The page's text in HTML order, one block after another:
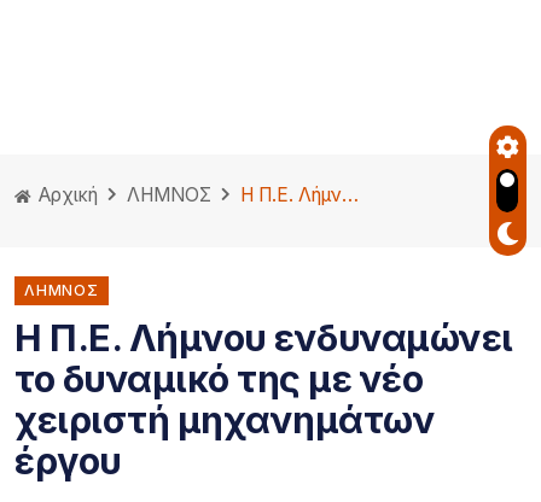
Αρχική ΛΗΜΝΟΣ Η Π.Ε. Λήμνου ενδυναμώνει το δυναμικό της με νέο χειριστή μηχανημάτων έργου
ΛΗΜΝΟΣ
Η Π.Ε. Λήμνου ενδυναμώνει
το δυναμικό της με νέο
χειριστή μηχανημάτων
έργου